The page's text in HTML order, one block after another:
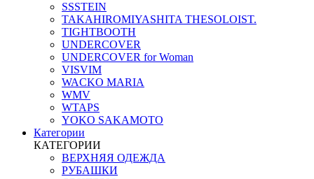
SSSTEIN
TAKAHIROMIYASHITA THESOLOIST.
TIGHTBOOTH
UNDERCOVER
UNDERCOVER for Woman
VISVIM
WACKO MARIA
WMV
WTAPS
YOKO SAKAMOTO
Категории
КАТЕГОРИИ
ВЕРХНЯЯ ОДЕЖДА
РУБАШКИ